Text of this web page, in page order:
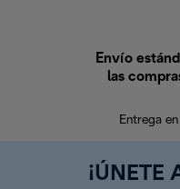
Envío
las
Entrega
¡ÚNETE